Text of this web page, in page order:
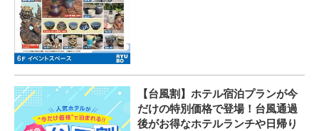
【台風割】ホテル宿泊プランが今
だけの特別価格で登場！台風通過
後がお得なホテルランチや日帰り